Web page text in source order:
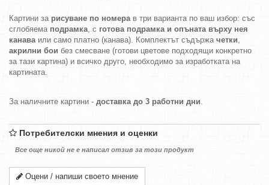
Картини за рисуване по номерав три варианта по ваш избор: със
сглобяема подрамка, с готова подрамка и опъната върху нея
канаваили само платно (канава). Комплектът съдържа четки,
акрилни бои без смесване (готови цветове подходящи конкретно
за тази картина) и всичко друго, необходимо за изработката на
картината.
За наличните картини - доставка до 3 работни дни.
Потребителски мнения и оценки
Все още никой не е написал отзив за този продукт
Оцени / напиши своето мнение